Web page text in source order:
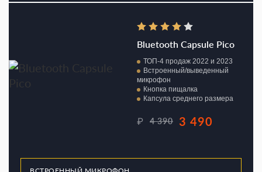
Bluetooth Capsule Pico
ТОП-4 продаж 2022 и 2023
Встроенный/выведенный
микрофон
Кнопка пищалка
Капсула среднего размера
₽ 4 390 3 490